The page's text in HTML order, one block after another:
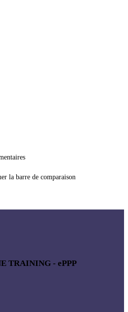
la barre de comparaison
TRAINING - ePPP